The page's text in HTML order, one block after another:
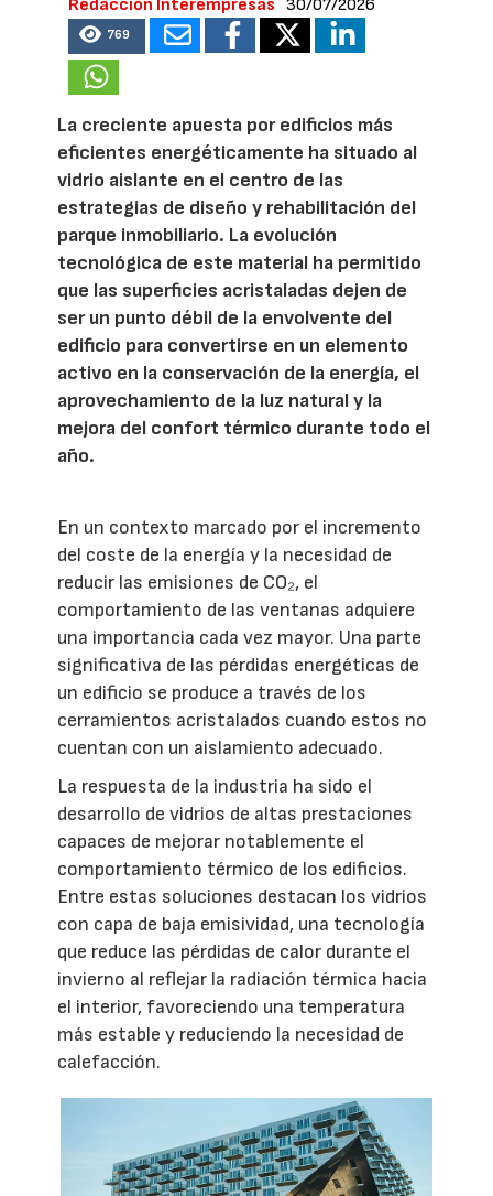
Redacción Interempresas 30/07/2026
769
La creciente apuesta por edificios más
eficientes energéticamente ha situado al
vidrio aislante en el centro de las
estrategias de diseño y rehabilitación del
parque inmobiliario. La evolución
tecnológica de este material ha permitido
que las superficies acristaladas dejen de
ser un punto débil de la envolvente del
edificio para convertirse en un elemento
activo en la conservación de la energía, el
aprovechamiento de la luz natural y la
mejora del confort térmico durante todo el
año.
En un contexto marcado por el incremento
del coste de la energía y la necesidad de
reducir las emisiones de CO₂, el
comportamiento de las ventanas adquiere
una importancia cada vez mayor. Una parte
significativa de las pérdidas energéticas de
un edificio se produce a través de los
cerramientos acristalados cuando estos no
cuentan con un aislamiento adecuado.
La respuesta de la industria ha sido el
desarrollo de vidrios de altas prestaciones
capaces de mejorar notablemente el
comportamiento térmico de los edificios.
Entre estas soluciones destacan los vidrios
con capa de baja emisividad, una tecnología
que reduce las pérdidas de calor durante el
invierno al reflejar la radiación térmica hacia
el interior, favoreciendo una temperatura
más estable y reduciendo la necesidad de
calefacción.